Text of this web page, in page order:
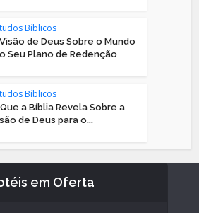
Bíblicos
de Deus Sobre o Mundo
Seu Plano de Redenção
Bíblicos
a Bíblia Revela Sobre a
de Deus para o...
em Oferta